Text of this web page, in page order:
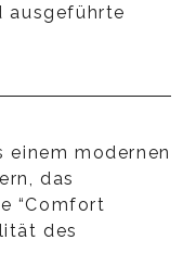
ausgeführte
modernen
das
“Comfort
des